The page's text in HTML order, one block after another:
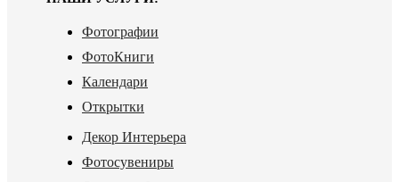
Фотографии
ФотоКниги
Календари
Открытки
Декор Интерьера
Фотосувениры